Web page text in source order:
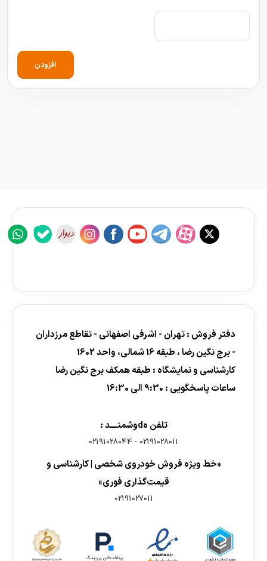
افزودن
دفتر فروش : تهران - اشرفی اصفهانی - تقاطع مرزداران
- برج نگین رضا ، طبقه 16 شمالی، واحد 1602
کارشناسی و نمایشگاه : طبقه همکف برج نگین رضا
ساعات پاسخگویی : 9:30 الی 16:30
تلفن هdوشمنــــد :
02191028011
-
02191028044
«خط ویژه فروش خودروی شخصی | کارشناسی و
قیمت‌گذاری فوری»
02191027011